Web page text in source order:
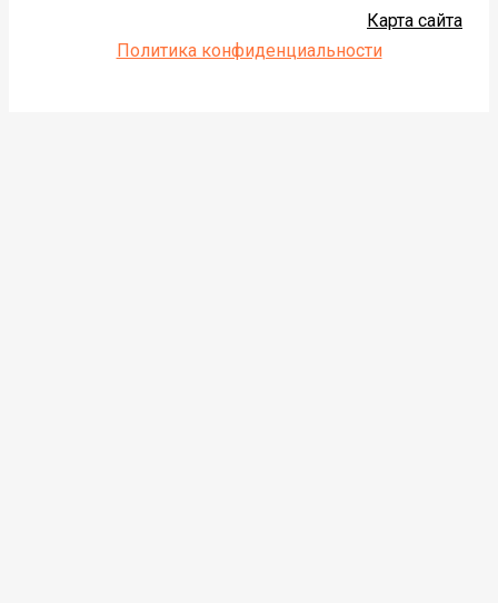
Карта сайта
Политика конфиденциальности